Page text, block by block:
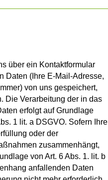
über ein Kontaktformular
Daten (Ihre E-Mail-Adresse,
von uns gespeichert,
Die Verarbeitung der in das
erfolgt auf Grundlage
1 lit. a DSGVO. Sofern Ihre
oder der
zusammenhängt,
von Art. 6 Abs. 1. lit. b
anfallenden Daten